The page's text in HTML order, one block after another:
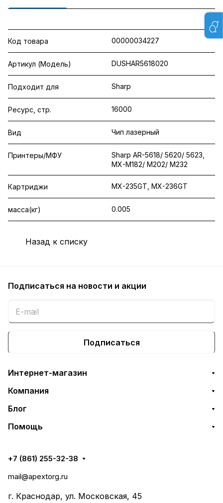
Код товара 00000034227
Артикул (Модель) DUSHAR5618020
Подходит для Sharp
Ресурс, стр. 16000
Вид Чип лазерный
Принтеры/МФУ
Sharp AR-5618/ 5620/ 5623,
MX-M182/ M202/ M232
Картриджи MX-235GT, MX-236GT
масса(кг) 0.005
Назад к списку
Подписаться на новости и акции
Подписаться
Интернет-магазин
Компания
Блог
Помощь
+7 (861) 255-32-38
mail@apextorg.ru
г. Краснодар, ул. Московская, 45